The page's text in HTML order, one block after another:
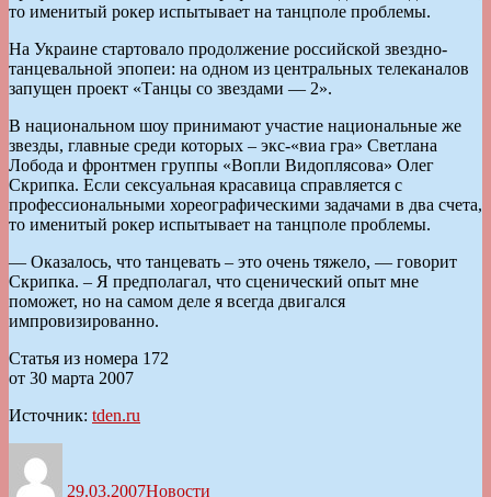
то именитый рокер испытывает на танцполе проблемы.
На Украине стартовало продолжение российской звездно-
танцевальной эпопеи: на одном из центральных телеканалов
запущен проект «Танцы со звездами — 2».
В национальном шоу принимают участие национальные же
звезды, главные среди которых – экс-«виа гра» Светлана
Лобода и фронтмен группы «Вопли Видоплясова» Олег
Скрипка. Если сексуальная красавица справляется с
профессиональными хореографическими задачами в два счета,
то именитый рокер испытывает на танцполе проблемы.
— Оказалось, что танцевать – это очень тяжело, — говорит
Скрипка. – Я предполагал, что сценический опыт мне
поможет, но на самом деле я всегда двигался
импровизированно.
Статья из номера 172
от 30 марта 2007
Источник: tden.ru
29.03.2007Новости